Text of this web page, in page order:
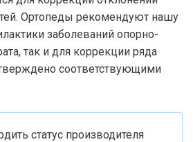
Ортопеды рекомендуют нашу
заболеваний опорно-
так и для коррекции ряда
соответствующими
статус производителя